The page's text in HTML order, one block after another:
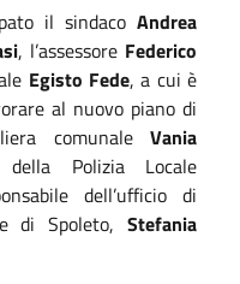
il sindaco Andrea
, l’assessore Federico
Egisto Fede, a cui è
al nuovo piano di
comunale Vania
Polizia Locale
dell’ufficio di
di Spoleto, Stefania